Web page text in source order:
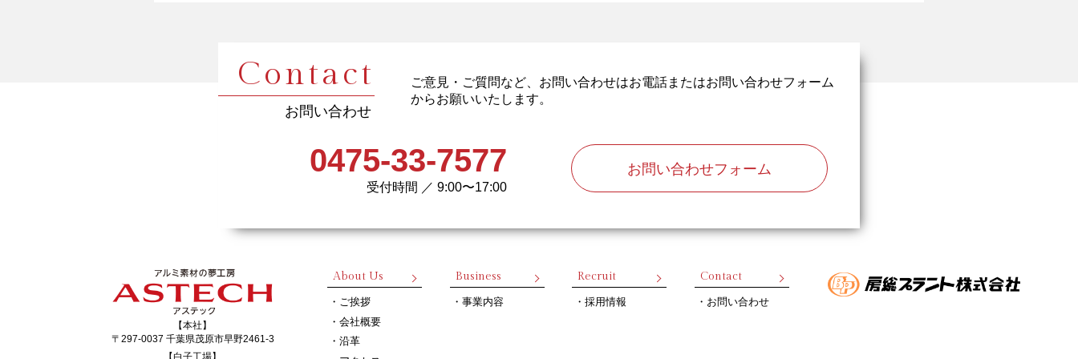
Contact
お問い合わせ
ご意見・ご質問など、お問い合わせはお電話またはお問い合わせフォーム
からお願いいたします。
0475-33-7577
受付時間 ／ 9:00〜17:00
お問い合わせフォーム
【本社】
〒297-0037 千葉県茂原市早野2461-3
About Us
ご挨拶
会社概要
沿革
Business
事業内容
Recruit
採用情報
Contact
お問い合わせ